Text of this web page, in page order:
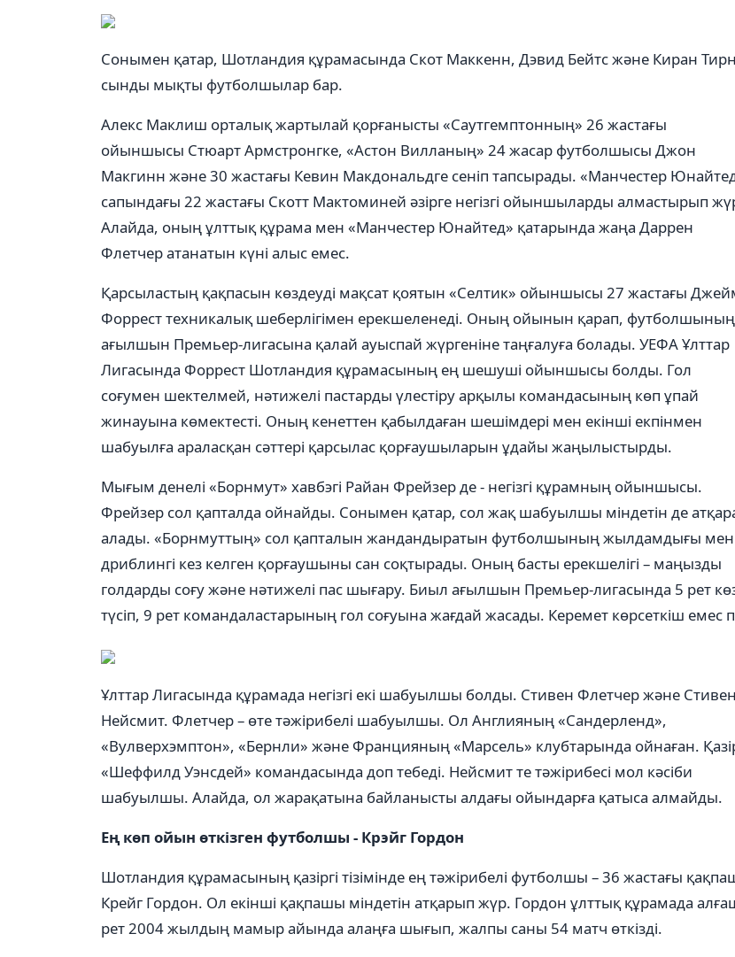
Сонымен қатар, Шотландия құрамасында Скот Маккенн, Дэвид Бейтс және Киран
сынды мықты футболшылар бар.
Алекс Маклиш орталық жартылай қорғанысты «Саутгемптонның» 26 жастағы
ойыншысы Стюарт Армстронгке, «Астон Вилланың» 24 жасар футболшысы Джон
Макгинн және 30 жастағы Кевин Макдональдге сеніп тапсырады. «Манчестер
сапындағы 22 жастағы Скотт Мактоминей әзірге негізгі ойыншыларды алмастырып
Алайда, оның ұлттық құрама мен «Манчестер Юнайтед» қатарында жаңа Даррен
Флетчер атанатын күні алыс емес.
Қарсыластың қақпасын көздеуді мақсат қоятын «Селтик» ойыншысы 27 жастағы
Форрест техникалық шеберлігімен ерекшеленеді. Оның ойынын қарап, футболшының
ағылшын Премьер-лигасына қалай ауыспай жүргеніне таңғалуға болады. УЕФА Ұлттар
Лигасында Форрест Шотландия құрамасының ең шешуші ойыншысы болды. Гол
соғумен шектелмей, нәтижелі пастарды үлестіру арқылы командасының көп ұпай
жинауына көмектесті. Оның кенеттен қабылдаған шешімдері мен екінші екпінмен
шабуылға араласқан сәттері қарсылас қорғаушыларын ұдайы жаңылыстырды.
Мығым денелі «Борнмут» хавбэгі Райан Фрейзер де - негізгі құрамның ойыншысы.
Фрейзер сол қапталда ойнайды. Сонымен қатар, сол жақ шабуылшы міндетін де
алады. «Борнмуттың» сол қапталын жандандыратын футболшының жылдамдығы мен
дриблингі кез келген қорғаушыны сан соқтырады. Оның басты ерекшелігі – маңызды
голдарды соғу және нәтижелі пас шығару. Биыл ағылшын Премьер-лигасында 5 рет
түсіп, 9 рет командаластарының гол соғуына жағдай жасады. Керемет көрсеткіш емес
Ұлттар Лигасында құрамада негізгі екі шабуылшы болды. Стивен Флетчер және Стивен
Нейсмит. Флетчер – өте тәжірибелі шабуылшы. Ол Англияның «Сандерленд»,
«Вулверхэмптон», «Бернли» және Францияның «Марсель» клубтарында ойнаған.
«Шеффилд Уэнсдей» командасында доп тебеді. Нейсмит те тәжірибесі мол кәсіби
шабуылшы. Алайда, ол жарақатына байланысты алдағы ойындарға қатыса алмайды.
Ең көп ойын өткізген футболшы - Крэйг Гордон
Шотландия құрамасының қазіргі тізімінде ең тәжірибелі футболшы – 36 жастағы
Крейг Гордон. Ол екінші қақпашы міндетін атқарып жүр. Гордон ұлттық құрамада
рет 2004 жылдың мамыр айында алаңға шығып, жалпы саны 54 матч өткізді.